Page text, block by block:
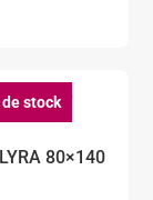
stock
80×140